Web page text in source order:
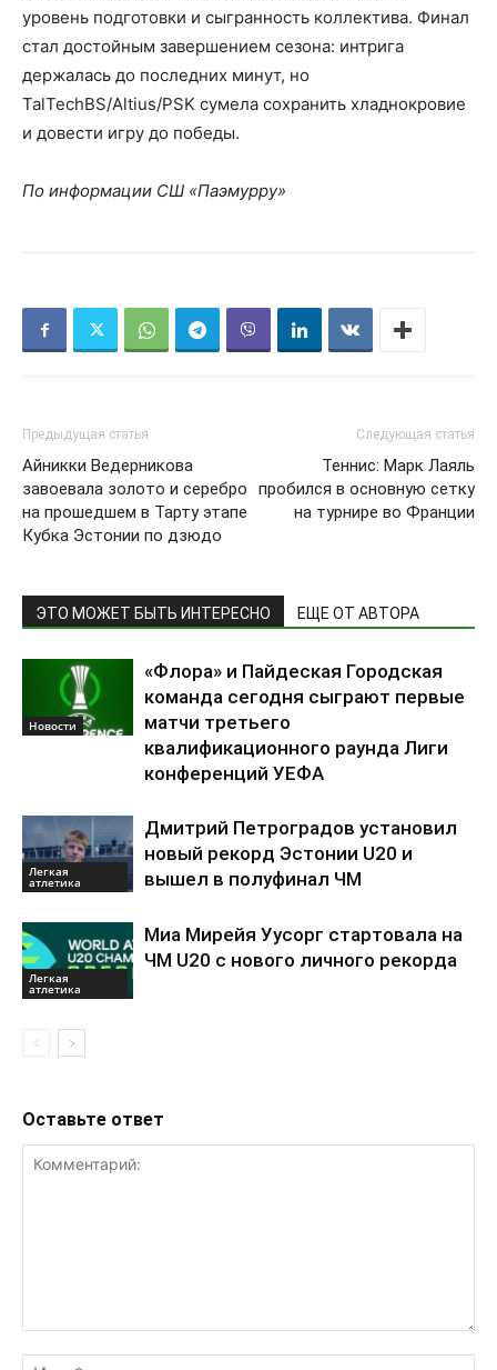
уровень подготовки и сыгранность коллектива. Финал
стал достойным завершением сезона: интрига
держалась до последних минут, но
TalTechBS/Altius/PSK сумела сохранить хладнокровие
и довести игру до победы.
По информации СШ «Паэмурру»
Предыдущая статья
Айникки Ведерникова
завоевала золото и серебро
на прошедшем в Тарту этапе
Кубка Эстонии по дзюдо
Следующая статья
Теннис: Марк Лаяль
пробился в основную сетку
на турнире во Франции
ЭТО МОЖЕТ БЫТЬ ИНТЕРЕСНО ЕЩЕ ОТ АВТОРА
Новости
«Флора» и Пайдеская Городская
команда сегодня сыграют первые
матчи третьего
квалификационного раунда Лиги
конференций УЕФА
Легкая
атлетика
Дмитрий Петроградов установил
новый рекорд Эстонии U20 и
вышел в полуфинал ЧМ
Легкая
атлетика
Миа Мирейя Уусорг стартовала на
ЧМ U20 c нового личного рекорда
Оставьте ответ